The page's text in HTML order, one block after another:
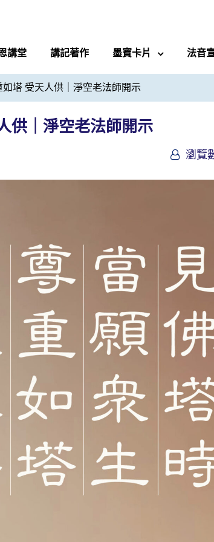
講堂 講記著作 墨寶卡片 法音
如塔 受天人供｜淨空老法師開示
供｜淨空老法師開示
瀏覽